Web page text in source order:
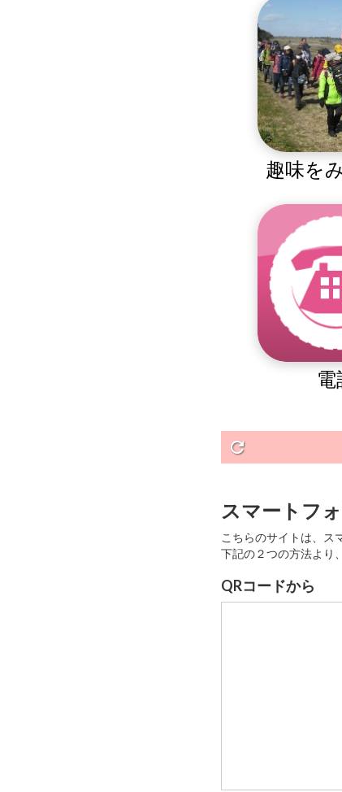
趣味を
電
refresh
スマートフ
こちらのサイトは、ス
下記の２つの方法より
QRコードから